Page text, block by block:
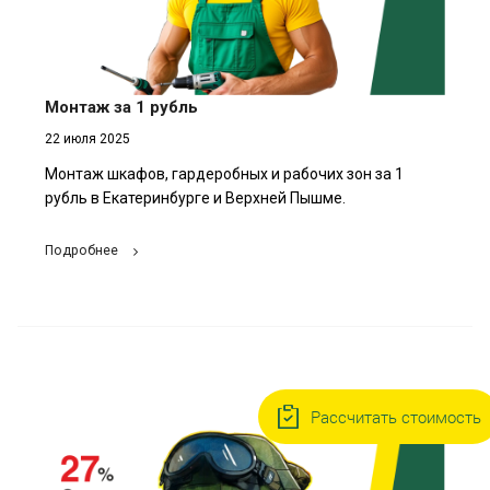
Монтаж за 1 рубль
22 июля 2025
Монтаж шкафов, гардеробных и рабочих зон за 1
рубль в Екатеринбурге и Верхней Пышме.
Подробнее
Рассчитать стоимость